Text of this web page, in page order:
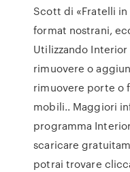
Scott di «Fratelli
format nostrani,
Utilizzando
rimuovere o
rimuovere porte o
mobili.. Maggiori
programma
scaricare
potrai trovare